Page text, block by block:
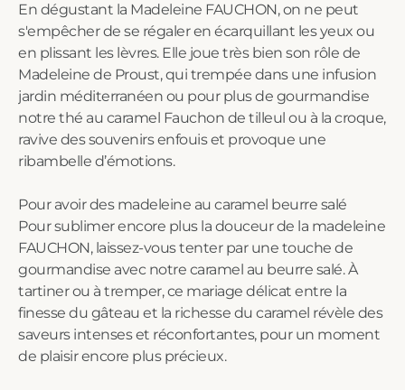
En dégustant la Madeleine FAUCHON, on ne peut
s'empêcher de se régaler en écarquillant les yeux ou
en plissant les lèvres. Elle joue très bien son rôle de
Madeleine de Proust, qui trempée dans une infusion
jardin méditerranéen ou pour plus de gourmandise
notre thé au caramel Fauchon de tilleul ou à la croque,
ravive des souvenirs enfouis et provoque une
ribambelle d’émotions.
Pour avoir des madeleine au caramel beurre salé
Pour sublimer encore plus la douceur de la madeleine
FAUCHON, laissez-vous tenter par une touche de
gourmandise avec notre caramel au beurre salé. À
tartiner ou à tremper, ce mariage délicat entre la
finesse du gâteau et la richesse du caramel révèle des
saveurs intenses et réconfortantes, pour un moment
de plaisir encore plus précieux.